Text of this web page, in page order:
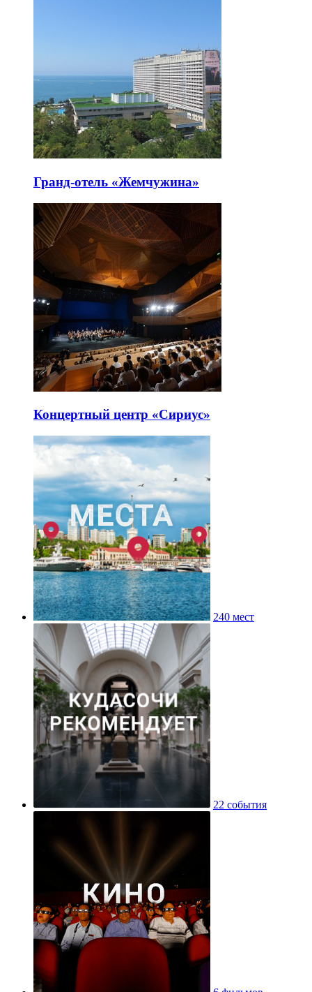
Гранд-отель «Жемчужина»
Концертный центр «Сириус»
240 мест
22 события